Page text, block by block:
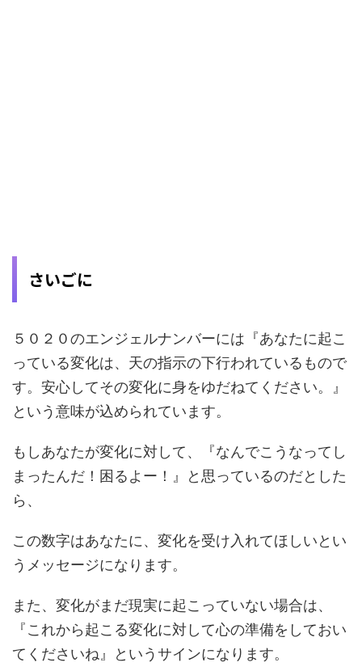
さいごに
５０２０のエンジェルナンバーには『あなたに起こ
っている変化は、天の指示の下行われているもので
す。安心してその変化に身をゆだねてください。』
という意味が込められています。
もしあなたが変化に対して、『なんでこうなってし
まったんだ！困るよー！』と思っているのだとした
ら、
この数字はあなたに、変化を受け入れてほしいとい
うメッセージになります。
また、変化がまだ現実に起こっていない場合は、
『これから起こる変化に対して心の準備をしておい
てくださいね』というサインになります。